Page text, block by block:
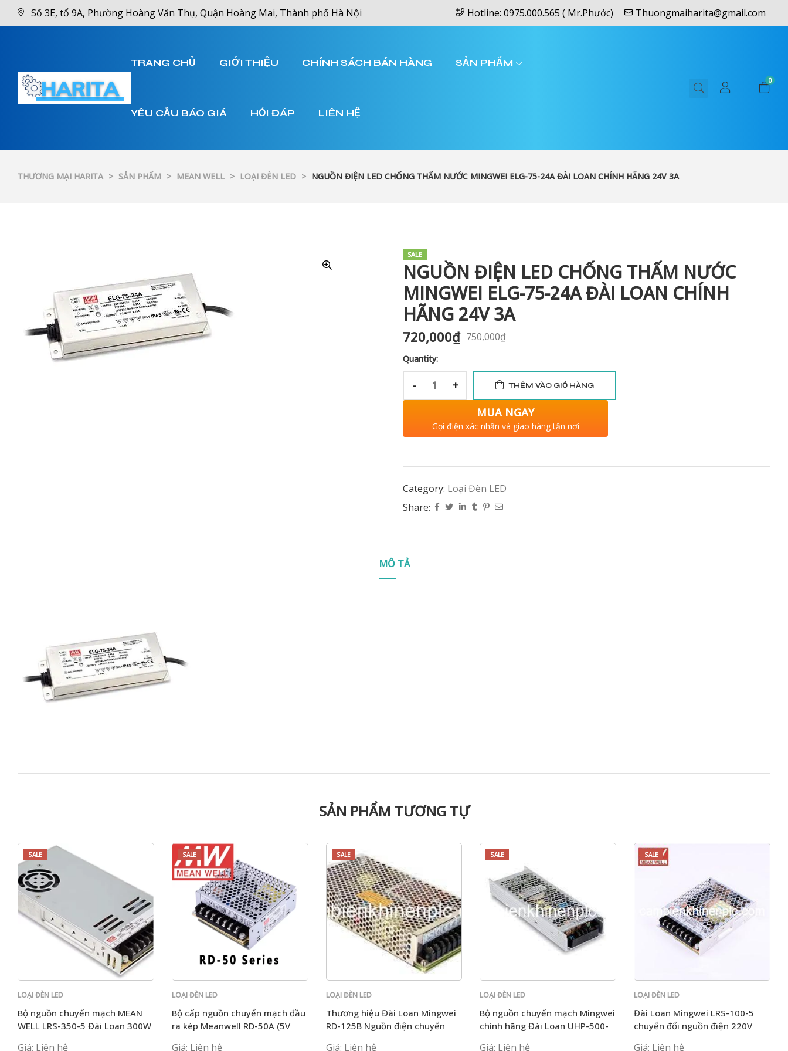
Số 3E, tổ 9A, Phường Hoàng Văn Thụ, Quận Hoàng Mai, Thành phố Hà Nội Hotline: 0975.000.565 ( Mr.Phước) Thuongmaiharita@gmail.com
TRANG CHỦ GIỚI THIỆU CHÍNH SÁCH BÁN HÀNG SẢN PHẨM
YÊU CẦU BÁO GIÁ HỎI ĐÁP LIÊN HỆ
0
THƯƠNG MẠI HARITA > SẢN PHẨM > MEAN WELL > LOẠI ĐÈN LED > NGUỒN ĐIỆN LED CHỐNG THẤM NƯỚC MINGWEI ELG-75-24A ĐÀI LOAN CHÍNH HÃNG 24V 3A
SALE
NGUỒN ĐIỆN LED CHỐNG THẤM NƯỚC
MINGWEI ELG-75-24A ĐÀI LOAN CHÍNH
HÃNG 24V 3A
750,000₫
720,000₫
Quantity:
- + THÊM VÀO GIỎ HÀNG
MUA NGAY
Gọi điện xác nhận và giao hàng tận nơi
Category: Loại Đèn LED
Share:
MÔ TẢ
SẢN PHẨM TƯƠNG TỰ
SALE
LOẠI ĐÈN LED
Bộ nguồn chuyển mạch MEAN
WELL LRS-350-5 Đài Loan 300W
Giá: Liên hệ
SALE
LOẠI ĐÈN LED
Bộ cấp nguồn chuyển mạch đầu
ra kép Meanwell RD-50A (5V
Giá: Liên hệ
SALE
LOẠI ĐÈN LED
Thương hiệu Đài Loan Mingwei
RD-125B Nguồn điện chuyển
Giá: Liên hệ
SALE
LOẠI ĐÈN LED
Bộ nguồn chuyển mạch Mingwei
chính hãng Đài Loan UHP-500-
Giá: Liên hệ
SALE
LOẠI ĐÈN LED
Đài Loan Mingwei LRS-100-5
chuyển đổi nguồn điện 220V
Giá: Liên hệ